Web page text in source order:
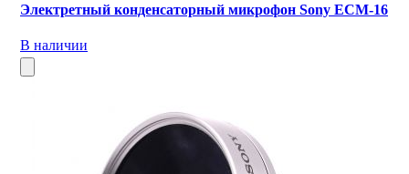
Электретный конденсаторный микрофон Sony ECM-16
В наличии